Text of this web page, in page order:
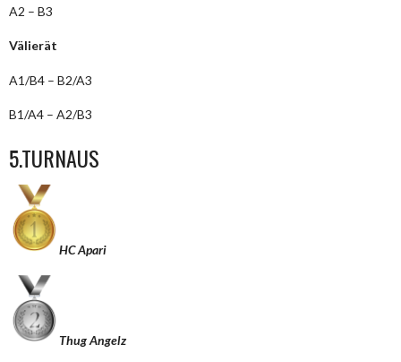
A2 – B3
Välierät
A1/B4 – B2/A3
B1/A4 – A2/B3
5.TURNAUS
HC Apari
Thug Angelz